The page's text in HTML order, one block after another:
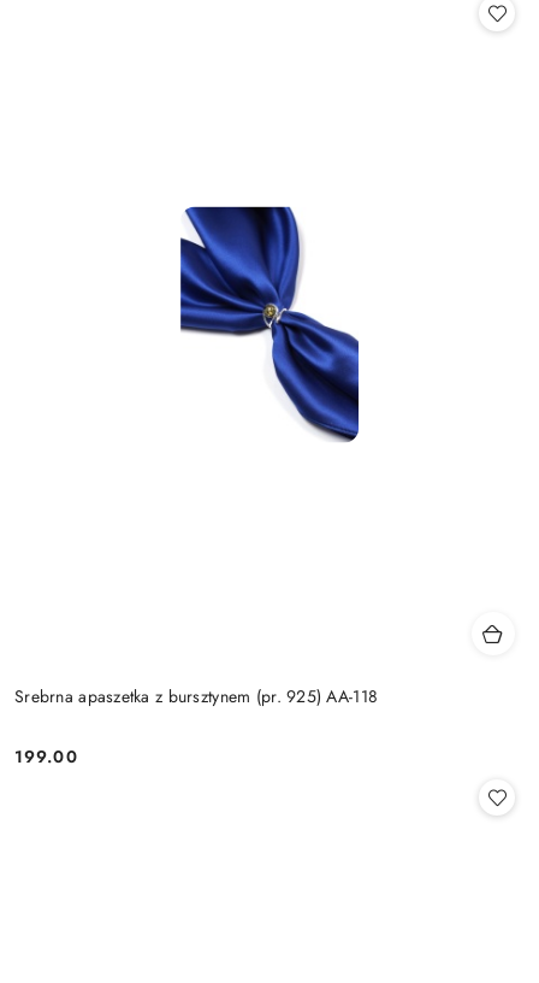
Srebrna apaszetka z bursztynem (pr. 925) AA-118
Cena:
199.00